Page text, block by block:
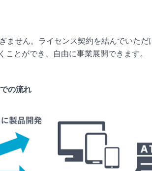
ません。ライセンス契約を結んでいただ
とができ、自由に事業展開できます。
の流れ